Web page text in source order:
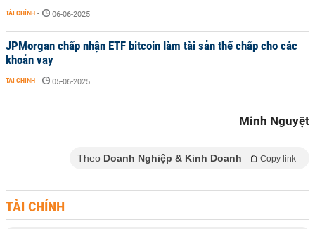
TÀI CHÍNH - 06-06-2025
JPMorgan chấp nhận ETF bitcoin làm tài sản thế chấp cho các
khoản vay
TÀI CHÍNH - 05-06-2025
Minh Nguyệt
Theo Doanh Nghiệp & Kinh Doanh Copy link
TÀI CHÍNH